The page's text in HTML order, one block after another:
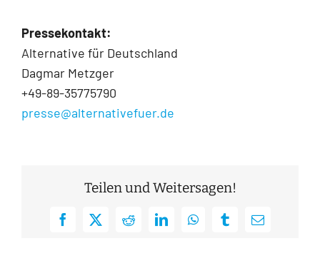
Pressekontakt:
Alternative für Deutschland
Dagmar Metzger
+49-89-35775790
presse@alternativefuer.de
Teilen und Weitersagen!
Facebook
X RedditLinkedInWhatsAppTumblrE-